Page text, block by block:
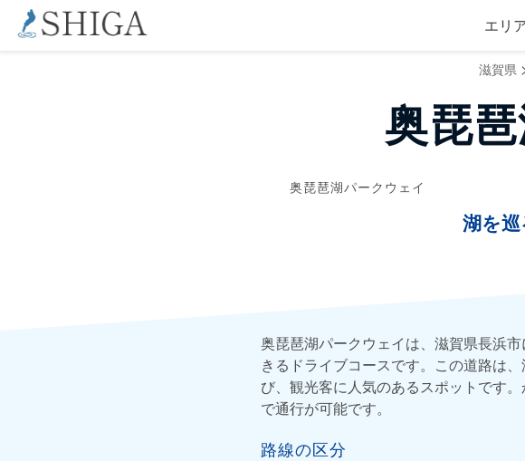
エリ
滋賀県
奥琵
奥琵琶湖パークウェイ
湖を
奥琵琶湖パークウェイは、滋賀県長浜
きるドライブコースです。この道路は
び、観光客に人気のあるスポットです
で通行が可能です。
路線の区分